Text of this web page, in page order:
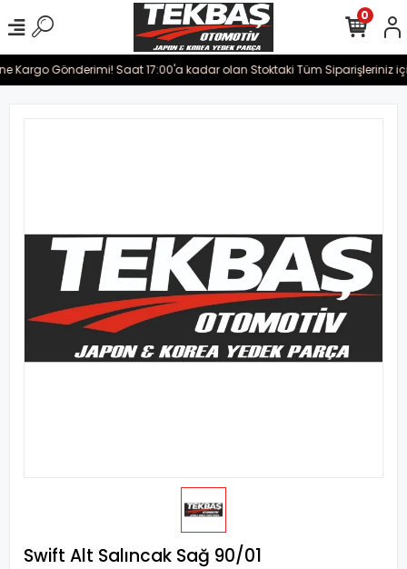
Kargo Gönderimi! Saat 17:00'a kadar olan Stoktaki Tüm Siparişleriniz
0
Swift Alt Salıncak Sağ 90/01